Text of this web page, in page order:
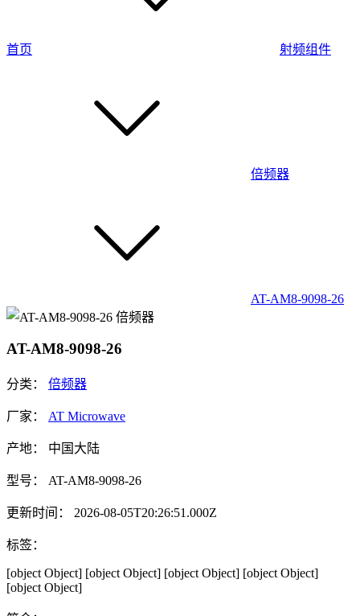
首页 射频组件
倍频器
AT-AM8-9098-26
AT-AM8-9098-26
分类： 倍频器
厂家： AT Microwave
产地： 中国大陆
型号： AT-AM8-9098-26
更新时间： 2026-08-05T20:26:51.000Z
标签：
[object Object] [object Object] [object Object] [object Object]
[object Object]